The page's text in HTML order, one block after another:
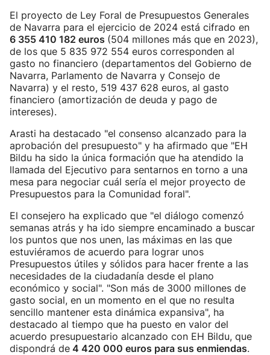
El proyecto de Ley Foral de Presupuestos Generales
de Navarra para el ejercicio de 2024 está cifrado en
6 355 410 182 euros (504 millones más que en 2023),
de los que 5 835 972 554 euros corresponden al
gasto no financiero (departamentos del Gobierno de
Navarra, Parlamento de Navarra y Consejo de
Navarra) y el resto, 519 437 628 euros, al gasto
financiero (amortización de deuda y pago de
intereses).
Arasti ha destacado "el consenso alcanzado para la
aprobación del presupuesto" y ha afirmado que "EH
Bildu ha sido la única formación que ha atendido la
llamada del Ejecutivo para sentarnos en torno a una
mesa para negociar cuál sería el mejor proyecto de
Presupuestos para la Comunidad foral".
El consejero ha explicado que "el diálogo comenzó
semanas atrás y ha ido siempre encaminado a buscar
los puntos que nos unen, las máximas en las que
estuviéramos de acuerdo para lograr unos
Presupuestos útiles y sólidos para hacer frente a las
necesidades de la ciudadanía desde el plano
económico y social". "Son más de 3000 millones de
gasto social, en un momento en el que no resulta
sencillo mantener esta dinámica expansiva", ha
destacado al tiempo que ha puesto en valor del
acuerdo presupuestario alcanzado con EH Bildu, que
dispondrá de 4 420 000 euros para sus enmiendas.